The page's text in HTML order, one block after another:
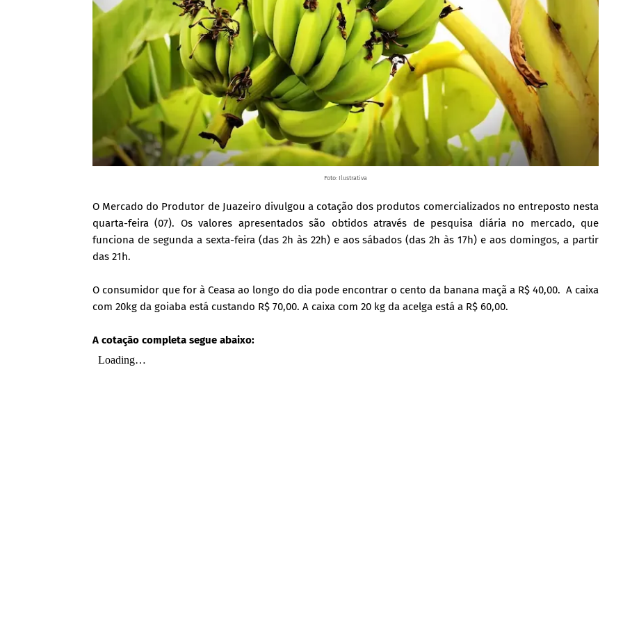
Foto: Ilustrativa
O Mercado do Produtor de Juazeiro divulgou a cotação dos produtos comercializados no entreposto nesta
quarta-feira (07). Os valores apresentados são obtidos através de pesquisa diária no mercado, que
funciona de segunda a sexta-feira (das 2h às 22h) e aos sábados (das 2h às 17h) e aos domingos, a partir
das 21h.
O consumidor que for à Ceasa ao longo do dia pode encontrar o cento da banana maçã a R$ 40,00. A caixa
com 20kg da goiaba está custando R$ 70,00. A caixa com 20 kg da acelga está a R$ 60,00.
A cotação completa segue abaixo: